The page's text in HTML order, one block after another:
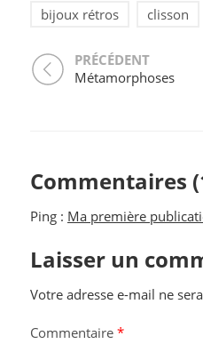
bijoux rétros clisson
PRÉCÉDENT
Métamorphoses
Commentaires
Ping : Ma première
Laisser un
Votre adresse e-mail ne
Commentaire *